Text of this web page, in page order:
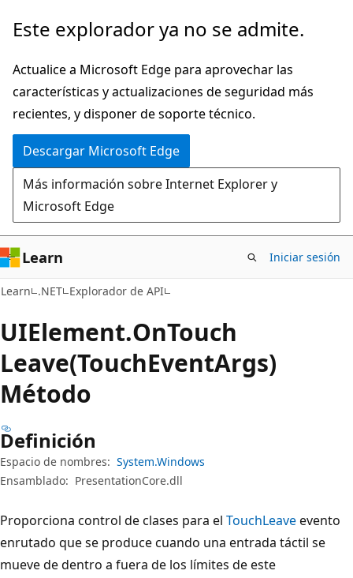
Ir
contenido
principal
Ir
la
navegación
en
la
página
Este explorador ya no se admite.
Actualice a Microsoft Edge para aprovechar las
características y actualizaciones de seguridad más
recientes, y disponer de soporte técnico.
Descargar Microsoft Edge
Más información sobre Internet Explorer y
Microsoft Edge
Learn Iniciar sesión
Learn .NET Explorador de API
UIElement.OnTouch
Leave(TouchEventArgs)
Método
Definición
Espacio de nombres: System.Windows
Ensamblado: PresentationCore.dll
Proporciona control de clases para el TouchLeaveevento
enrutado que se produce cuando una entrada táctil se
mueve de dentro a fuera de los límites de este